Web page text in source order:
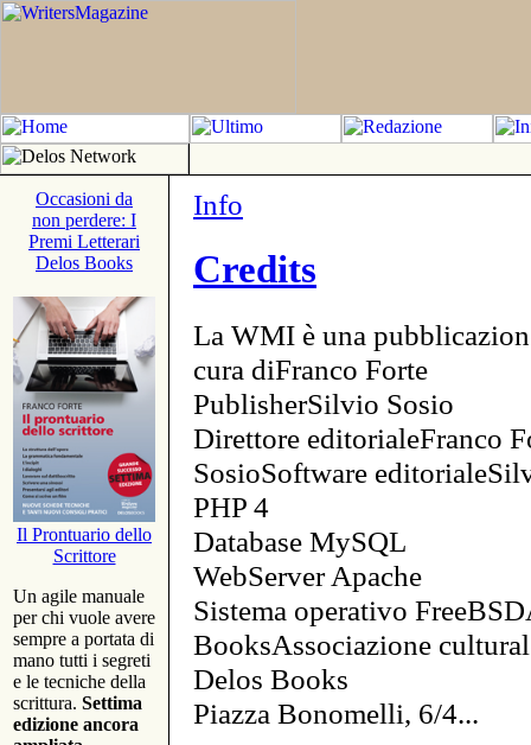
Occasioni da
non perdere: I
Premi Letterari
Delos Books
Il Prontuario dello
Scrittore
Un agile manuale
per chi vuole avere
sempre a portata di
mano tutti i segreti
e le tecniche della
scrittura. Settima
edizione ancora
Info
Credits
La WMI è una
cura diFranco Forte
PublisherSilvio Sosio
Direttore editorialeFranco
SosioSoftware
PHP 4
Database MySQL
WebServer Apache
Sistema operativo
BooksAssociazione
Delos Books
Piazza Bonomelli, 6/4...